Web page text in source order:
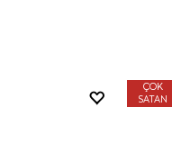
ÇOK
SATAN